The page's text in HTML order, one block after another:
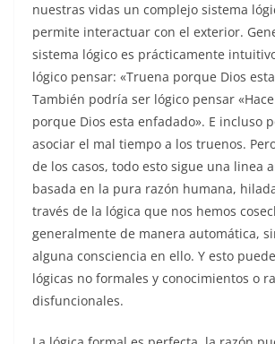
nuestras vidas un complejo sistema
permite interactuar con el exterior.
sistema lógico es prácticamente
lógico pensar: «Truena porque Dios
También podría ser lógico pensar
porque Dios esta enfadado». E incluso
asociar el mal tiempo a los truenos.
de los casos, todo esto sigue una linea
basada en la pura razón humana,
través de la lógica que nos hemos
generalmente de manera automática,
alguna consciencia en ello. Y esto
lógicas no formales y conocimientos o
disfuncionales.